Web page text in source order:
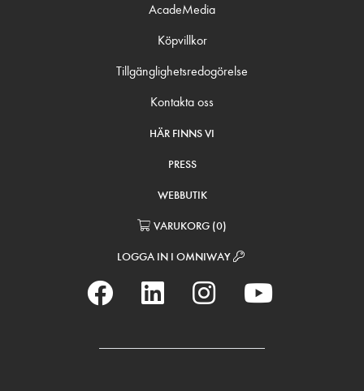
AcadeMedia
Köpvillkor
Tillgänglighetsredogörelse
Kontakta oss
HÄR FINNS VI
PRESS
WEBBUTIK
VARUKORG (0)
LOGGA IN I OMNIWAY